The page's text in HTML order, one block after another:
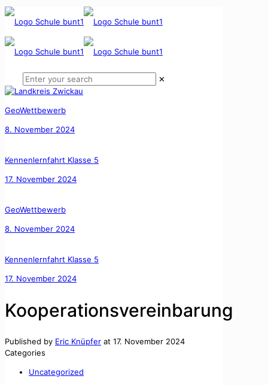
✕
GeoWettbewerb
8. November 2024
Kennenlernfahrt Klasse 5
17. November 2024
GeoWettbewerb
8. November 2024
Kennenlernfahrt Klasse 5
17. November 2024
Kooperationsvereinbarung
Published by Eric Knüpfer at 17. November 2024
Categories
Uncategorized